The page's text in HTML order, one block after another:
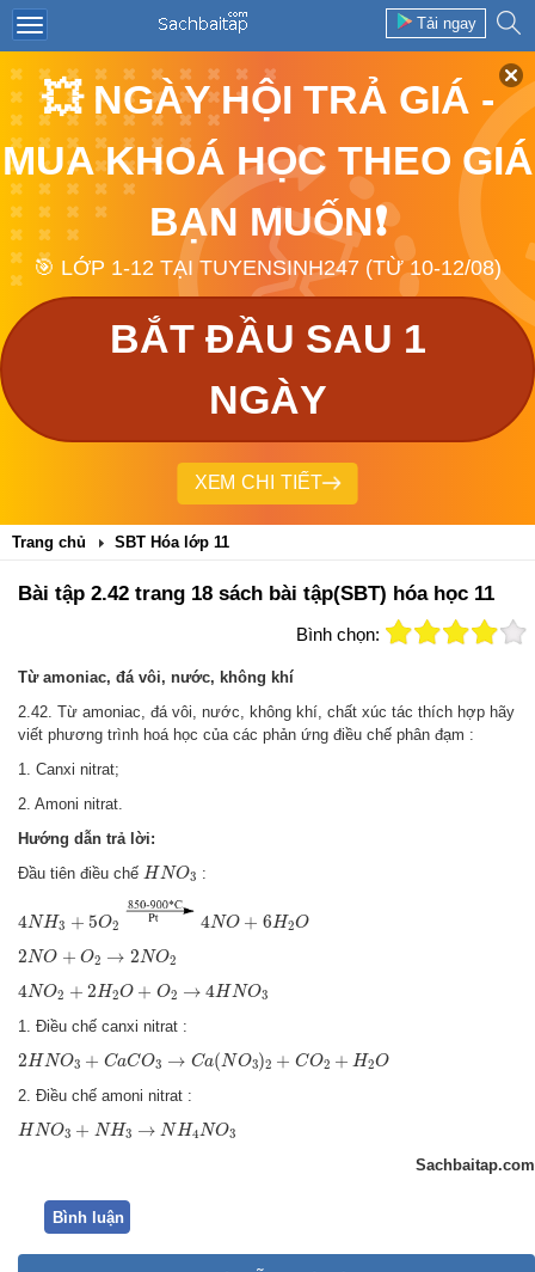
Tải ngay
💥 NGÀY HỘI TRẢ GIÁ -
MUA KHOÁ HỌC THEO GIÁ
BẠN MUỐN❗
🎯 LỚP 1-12 TẠI TUYENSINH247 (TỪ 10-12/08)
BẮT ĐẦU SAU 1
NGÀY
XEM CHI TIẾT
Trang chủ SBT Hóa lớp 11
Bài tập 2.42 trang 18 sách bài tập(SBT) hóa học 11
Bình chọn:
Từ amoniac, đá vôi, nước, không khí
2.42. Từ amoniac, đá vôi, nước, không khí, chất xúc tác thích hợp hãy
viết phương trình hoá học của các phản ứng điều chế phân đạm :
1. Canxi nitrat;
2. Amoni nitrat.
Hướng dẫn trả lời:
Đầu tiên điều chế HNO3
HNO3 :
4NH3 + 5O2
4 NH3 5 O2 4NO + 6H2O
4 NO+ 6 H2O
2NO + O2 → 2NO2
2 NO+ O 2→ N O2
4NO2 + 2H2O + O2 → 4HNO3
4 NO2 2 H 2O+O → H NO3
1. Điều chế canxi nitrat :
2HNO3 + CaCO3 → Ca(NO3)2 + CO2 + H2O
2 HNO3 C aC O3→ (N O 3)2+ C O +H2 O
2. Điều chế amoni nitrat :
HNO3 + NH3 → NH4NO3
HNO3 N H3→ H 4NO 3
Sachbaitap.com
Bình luận